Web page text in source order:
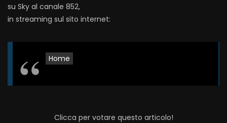
su Sky al canale 852,
in streaming sul sito internet:
Home
Clicca per votare questo articolo!